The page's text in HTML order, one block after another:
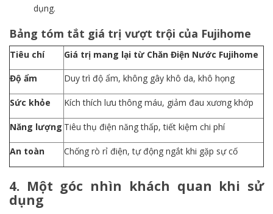
dụng.
Bảng tóm tắt giá trị vượt trội của Fujihome
Tiêu chí Giá trị mang lại từ Chăn Điện Nước Fujihome
Độ ẩm Duy trì độ ẩm, không gây khô da, khô họng
Sức khỏe Kích thích lưu thông máu, giảm đau xương khớp
Năng lượng Tiêu thụ điện năng thấp, tiết kiệm chi phí
An toàn Chống rò rỉ điện, tự động ngắt khi gặp sự cố
4. Một góc nhìn khách quan khi sử
dụng